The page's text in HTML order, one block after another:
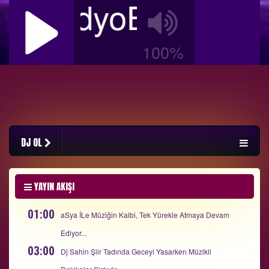
RadyoBizimFM
100%
DJ OL
YAYIN AKIŞI
01:00
aSya İLe Müziğin Kalbi, Tek Yürekle Atmaya Devam
Ediyor...
03:00
Dj Sahin Şiir Tadında Geceyi Yasarken Müzikli